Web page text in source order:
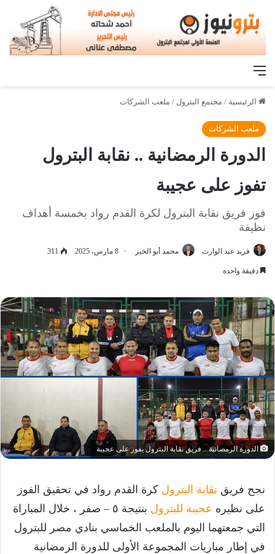
القائمة
الرئيسية / مجتمع البترول / ملعب الشركات
ملعب الشركات
الدورة الرمضانية .. نقابة البترول
تفوز على عجيبة
فوز فريق نقابة البترول لكرة القدم رواد بخمسة أهداف
نظيفة
فريد عبد الوارث محمد أبو الخير 8 مارس، 2025 311
دقيقة واحدة
الدورة الرمضانية .. فريق نقابة البترول يفوز على عجيبة
نجح فريق نقابة البترول كرة القدم رواد في تحقيق الفوز
على نظيره عجيبة للبترول
بنتيجة ٥ – صفر ، خلال المباراة
التي جمعتهما اليوم بالملعب الخماسي بنادي مصر للبترول
في إطار مباريات المجموعة الأولى للدورة الرمضانية